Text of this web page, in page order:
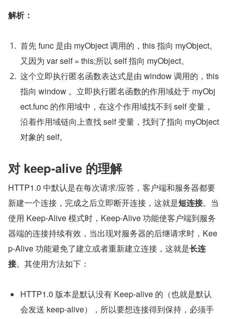
解析：
首先 func 是由 myObject 调用的，this 指向 myObject。
又因为 var self = this;所以 self 指向 myObject。
这个立即执行匿名函数表达式是由 window 调用的，this
指向 window 。立即执行匿名函数的作用域处于 myObj
ect.func 的作用域中，在这个作用域找不到 self 变量，
沿着作用域链向上查找 self 变量，找到了指向 myObject
对象的 self。
对 keep-alive 的理解
HTTP1.0 中默认是在每次请求/应答，客户端和服务器都要
新建一个连接，完成之后立即断开连接，这就是短连接。当
使用 Keep-Alive 模式时，Keep-Alive 功能使客户端到服务
器端的连接持续有效，当出现对服务器的后继请求时，Kee
p-Alive 功能避免了建立或者重新建立连接，这就是长连
接。其使用方法如下：
HTTP1.0 版本是默认没有 Keep-alive 的（也就是默认
会发送 keep-alive），所以要想连接得到保持，必须手